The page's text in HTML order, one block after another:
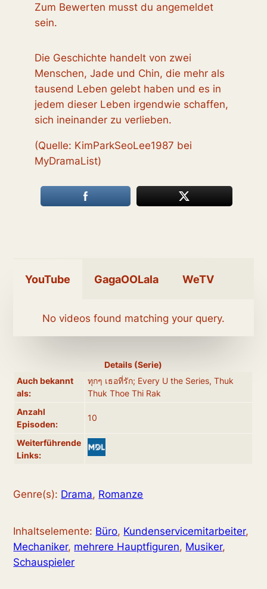
Zum Bewerten musst du angemeldet
sein.
Die Geschichte handelt von zwei
Menschen, Jade und Chin, die mehr als
tausend Leben gelebt haben und es in
jedem dieser Leben irgendwie schaffen,
sich ineinander zu verlieben.
(Quelle: KimParkSeoLee1987 bei
MyDramaList)
YouTube
No videos found matching your query.
GagaOOLala WeTV
Details (Serie)
Auch bekannt
als:
ทุกๆ เธอที่รัก; Every U the Series, Thuk
Thuk Thoe Thi Rak
Anzahl
Episoden:
10
Weiterführende
Links:
Genre(s): Drama, Romanze
Inhaltselemente: Büro, Kundenservicemitarbeiter,
Mechaniker, mehrere Hauptfiguren, Musiker,
Schauspieler